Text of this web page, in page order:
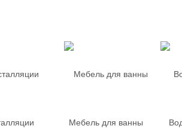
Мебель для ванны